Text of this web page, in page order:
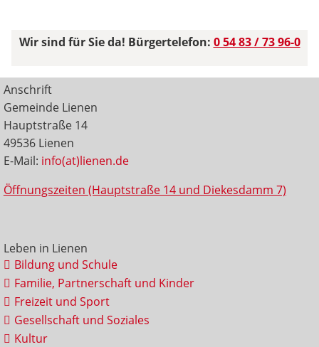
Wir sind für Sie da! Bürgertelefon: 0 54 83 / 73 96-0
Anschrift
Gemeinde Lienen
Hauptstraße 14
49536 Lienen
E-Mail: info(at)lienen.de
Öffnungszeiten (Hauptstraße 14 und Diekesdamm 7)
Leben in Lienen
Bildung und Schule
Familie, Partnerschaft und Kinder
Freizeit und Sport
Gesellschaft und Soziales
Kultur